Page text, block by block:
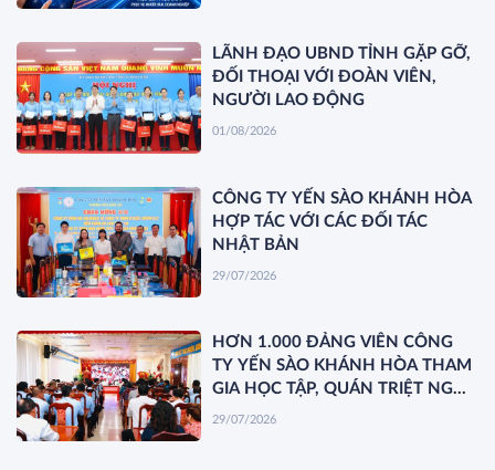
LÃNH ĐẠO UBND TỈNH GẶP GỠ,
ĐỐI THOẠI VỚI ĐOÀN VIÊN,
NGƯỜI LAO ĐỘNG
01/08/2026
CÔNG TY YẾN SÀO KHÁNH HÒA
HỢP TÁC VỚI CÁC ĐỐI TÁC
NHẬT BẢN
29/07/2026
HƠN 1.000 ĐẢNG VIÊN CÔNG
TY YẾN SÀO KHÁNH HÒA THAM
GIA HỌC TẬP, QUÁN TRIỆT NGHỊ
QUYẾT HỘI NGHỊ TRUNG ƯƠNG
29/07/2026